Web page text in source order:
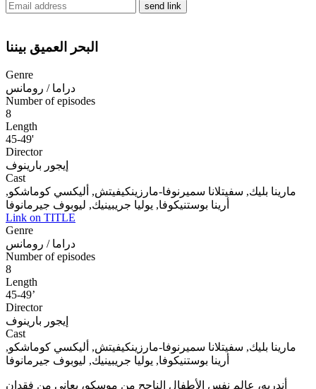
send link
البحر العميق بيننا
Genre
دراما / رومانس
Number of episodes
8
Length
45-49'
Director
إيجور بارينوف
Cast
مارينا بليك, سفيتلانا سميرنوفا-مارزينكيفيتش, أليكسي كوماشكو,
أرينا بوستنيكوفا, يوليا جريبينيك, ليوبوف جيرمانوفا
Link on TITLE
Genre
دراما / رومانس
Number of episodes
8
Length
45-49’
Director
إيجور بارينوف
Cast
مارينا بليك, سفيتلانا سميرنوفا-مارزينكيفيتش, أليكسي كوماشكو,
أرينا بوستنيكوفا, يوليا جريبينيك, ليوبوف جيرمانوفا
أندريه، عالم نفس الأطفال الناجح من موسكو، يعاني من فقدان